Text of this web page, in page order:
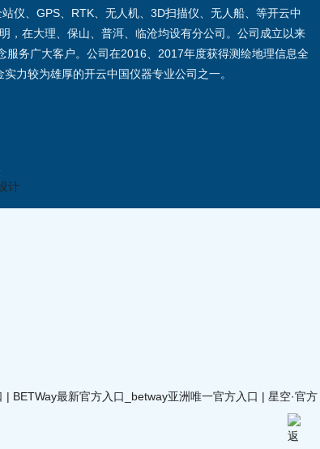
仪、GPS、RTK、无人机、3D扫描仪、无人船、等开云中
，在大理、保山、普洱、临沧均设有分公司。公司成立以来
服务广大客户。公司在2016、2017年度获得测绘地理信息全
力较为雄厚的开云中国仪器专业公司之一。
| BETWay最新官方入口_betway亚洲唯一官方入口 | 星空·官方